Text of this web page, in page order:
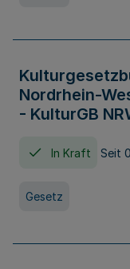
Nordrhein-
- KulturGB
In Kraft Seit
Gesetz